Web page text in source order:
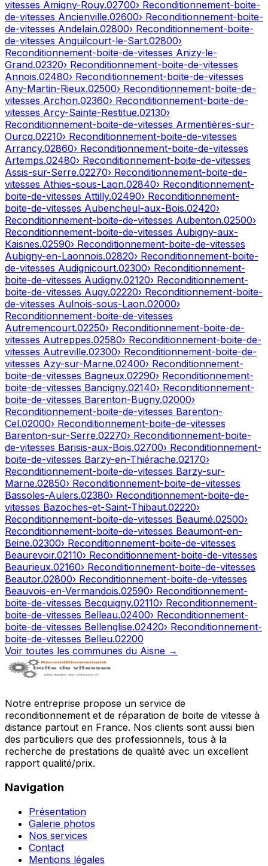
vitesses Amigny-Rouy.02700› Reconditionnement-boite-
de-vitesses Ancienville.02600› Reconditionnement-boite-
de-vitesses Andelain.02800› Reconditionnement-boite-
de-vitesses Anguilcourt-le-Sart.02800›
Reconditionnement-boite-de-vitesses Anizy-le-
Grand.02320› Reconditionnement-boite-de-vitesses
Annois.02480› Reconditionnement-boite-de-vitesses
Any-Martin-Rieux.02500› Reconditionnement-boite-de-
vitesses Archon.02360› Reconditionnement-boite-de-
vitesses Arcy-Sainte-Restitue.02130›
Reconditionnement-boite-de-vitesses Armentières-sur-
Ourcq.02210› Reconditionnement-boite-de-vitesses
Arrancy.02860› Reconditionnement-boite-de-vitesses
Artemps.02480› Reconditionnement-boite-de-vitesses
Assis-sur-Serre.02270› Reconditionnement-boite-de-
vitesses Athies-sous-Laon.02840› Reconditionnement-
boite-de-vitesses Attilly.02490› Reconditionnement-
boite-de-vitesses Aubencheul-aux-Bois.02420›
Reconditionnement-boite-de-vitesses Aubenton.02500›
Reconditionnement-boite-de-vitesses Aubigny-aux-
Kaisnes.02590› Reconditionnement-boite-de-vitesses
Aubigny-en-Laonnois.02820› Reconditionnement-boite-
de-vitesses Audignicourt.02300› Reconditionnement-
boite-de-vitesses Audigny.02120› Reconditionnement-
boite-de-vitesses Augy.02220› Reconditionnement-boite-
de-vitesses Aulnois-sous-Laon.02000›
Reconditionnement-boite-de-vitesses
Autremencourt.02250› Reconditionnement-boite-de-
vitesses Autreppes.02580› Reconditionnement-boite-de-
vitesses Autreville.02300› Reconditionnement-boite-de-
vitesses Azy-sur-Marne.02400› Reconditionnement-
boite-de-vitesses Bagneux.02290› Reconditionnement-
boite-de-vitesses Bancigny.02140› Reconditionnement-
boite-de-vitesses Barenton-Bugny.02000›
Reconditionnement-boite-de-vitesses Barenton-
Cel.02000› Reconditionnement-boite-de-vitesses
Barenton-sur-Serre.02270› Reconditionnement-boite-
de-vitesses Barisis-aux-Bois.02700› Reconditionnement-
boite-de-vitesses Barzy-en-Thiérache.02170›
Reconditionnement-boite-de-vitesses Barzy-sur-
Marne.02850› Reconditionnement-boite-de-vitesses
Bassoles-Aulers.02380› Reconditionnement-boite-de-
vitesses Bazoches-et-Saint-Thibaut.02220›
Reconditionnement-boite-de-vitesses Beaumé.02500›
Reconditionnement-boite-de-vitesses Beaumont-en-
Beine.02300› Reconditionnement-boite-de-vitesses
Beaurevoir.02110› Reconditionnement-boite-de-vitesses
Beaurieux.02160› Reconditionnement-boite-de-vitesses
Beautor.02800› Reconditionnement-boite-de-vitesses
Beauvois-en-Vermandois.02590› Reconditionnement-
boite-de-vitesses Becquigny.02110› Reconditionnement-
boite-de-vitesses Belleau.02400› Reconditionnement-
boite-de-vitesses Bellenglise.02420› Reconditionnement-
boite-de-vitesses Belleu.02200
Voir toutes les communes du Aisne →
Notre entreprise propose un service de
reconditionnement et de réparation de boite de vitesse à
distance partout en France. Nos clients sont aussi bien
des particuliers que des professionnels, tous à la
recherche de prestations de qualité avec un excellent
rapport qualité/prix.
Navigation
Présentation
Galerie photos
Nos services
Contact
Mentions légales